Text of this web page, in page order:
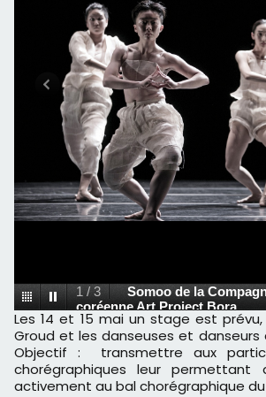
1 /3
Somoo de la
coréenne Art Project Bora
Les 14 et 15 mai un stage est prévu, dirigé par Sylvain
Groud et les danseuses et danseurs
Objectif : transmettre aux
chorégraphiques leur permettant
activement au bal chorégraphique du